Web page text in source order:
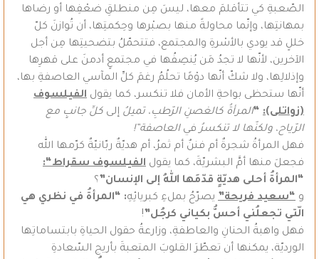
الصّعبةِ كي تتأقلمَ معها، ليسَ مِن منطلقِ ضعْفِها أو رضاها
بمهانتِها، وإنّما محاولةً منها بصبْرها وحِكمتِها، أن تُوازنَ كلّ
خللٍ قد يودي بالأسْرةِ والمجتمع، فتتحمّلُ بتضحيتِها مِن أجل
الآخرين، لأنّها لا تجدُ مَن يُنصِفُها في مجتمعٍ أدمنَ على قهرِها
وإذلالِها، ولا شكّ أنّها دوْمًا تحلُمُ رغمَ كلِّ المآسي العاصفةِ بها،
أنّها ستحظى بواحةِ الأمان فلا تنكسر، كما يقول الفيلسوف
(زواتلى): “المرأةُ كالغصنِ الرّطبِ، تميلُ إلى كلِّ جانبٍ مع
الرّياح، ولكنّها لا تنكسرُ في العاصفة”!
فهل المرأةُ شجرةٌ أم فننٌ أم ثمرُ، أم هديّةٌ ربّانيّةٌ كرّمها الله
فجعلَ منها أمَّ البشريّةَ، كما يقول الفيلسوف سقراط“:
“المرأةُ أحلى هديّةٍ قدّمَها اللهُ إلى الإنسان” ؟
و “سعيد فريحة” يصرّحُ بملءِ كبريائِهِ: “المرأةُ في نظري هي
الّتي تجعلُني أحسُّ بكياني كرجُل” !
فهل واهبةُ الحنانِ والعاطفةِ، وزارعةُ حقول الحياةِ بابتساماتِها
الورديّة، يمكنها أن تعطّرَ القلوبَ المتعبةَ بأريج السّعادةِ